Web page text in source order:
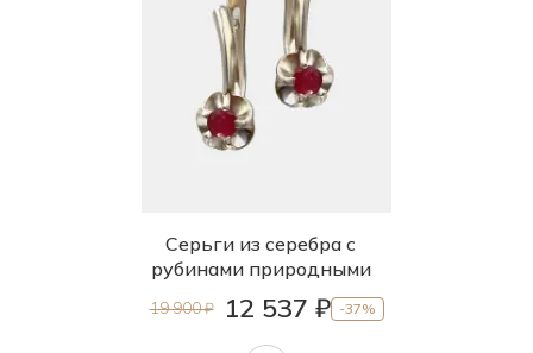
Серьги из серебра с
рубинами природными
19 900 ₽ 12 537 ₽ -37%